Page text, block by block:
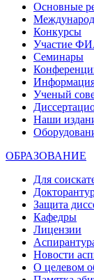
Основные
Конкурсы
Участие
Семинары
Ученый
Наши
ОБРАЗОВАНИЕ
Для
Защита
Кафедры
Лицензии
Новости
О целевом